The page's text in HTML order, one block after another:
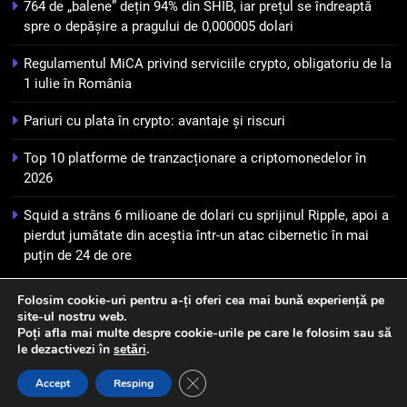
puțin de 24 de ore
6
Banii digitali și arhitectura
încrederii: O nouă viziune asupra
7
WhiteBIT și FC Barcelona
pentru a stimula implicarea
fanilor și inovarea în domeniul
STIRI
8
Lavazza utilizează tehnologia
blockchain pentru a asigura
trasabilitatea cafelei
STIRI
764 de „balene” dețin 94% din SHIB, iar prețul se îndreaptă
spre o depășire a pragului de 0,000005 dolari
Regulamentul MiCA privind serviciile crypto, obligatoriu de la
1 iulie în România
Pariuri cu plata în crypto: avantaje și riscuri
Top 10 platforme de tranzacționare a criptomonedelor în
2026
Squid a strâns 6 milioane de dolari cu sprijinul Ripple, apoi a
pierdut jumătate din aceștia într-un atac cibernetic în mai
puțin de 24 de ore
Newsmatic - News WordPress Theme 2026. Powered By
Folosim cookie-uri pentru a-ți oferi cea mai bună experiență pe
site-ul nostru web.
Poți afla mai multe despre cookie-urile pe care le folosim sau să
le dezactivezi în setări.
Accept Resping Close GDPR Cookie Banner